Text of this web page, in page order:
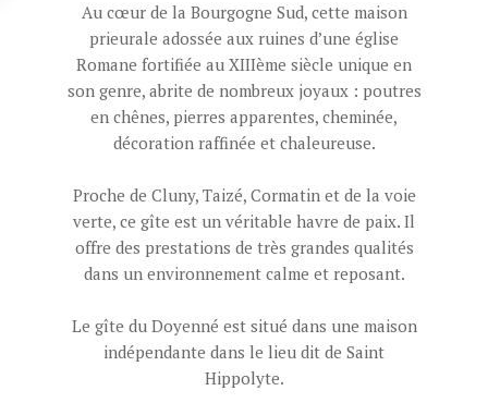
Au cœur de la Bourgogne Sud, cette maison
prieurale adossée aux ruines d’une église
Romane fortifiée au XIIIème siècle unique en
son genre, abrite de nombreux joyaux : poutres
en chênes, pierres apparentes, cheminée,
décoration raffinée et chaleureuse.
Proche de Cluny, Taizé, Cormatin et de la voie
verte, ce gîte est un véritable havre de paix. Il
offre des prestations de très grandes qualités
dans un environnement calme et reposant.
Le gîte du Doyenné est situé dans une maison
indépendante dans le lieu dit de Saint
Hippolyte.